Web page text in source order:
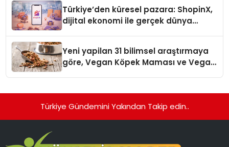
Türkiye’den küresel pazara: ShopinX,
dijital ekonomi ile gerçek dünya
Yeni yapilan 31 bilimsel araştırmaya
göre, Vegan Köpek Maması ve Vegan
Türkiye Gündemini Yakından Takip edin..